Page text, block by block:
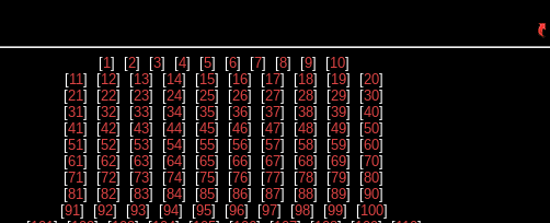
[1] [2] [3] [4] [5] [6] [7] [8] [9] [10]
[11] [12] [13] [14] [15] [16] [17] [18] [19] [20]
[21] [22] [23] [24] [25] [26] [27] [28] [29] [30]
[31] [32] [33] [34] [35] [36] [37] [38] [39] [40]
[41] [42] [43] [44] [45] [46] [47] [48] [49] [50]
[51] [52] [53] [54] [55] [56] [57] [58] [59] [60]
[61] [62] [63] [64] [65] [66] [67] [68] [69] [70]
[71] [72] [73] [74] [75] [76] [77] [78] [79] [80]
[81] [82] [83] [84] [85] [86] [87] [88] [89] [90]
[91] [92] [93] [94] [95] [96] [97] [98] [99] [100]